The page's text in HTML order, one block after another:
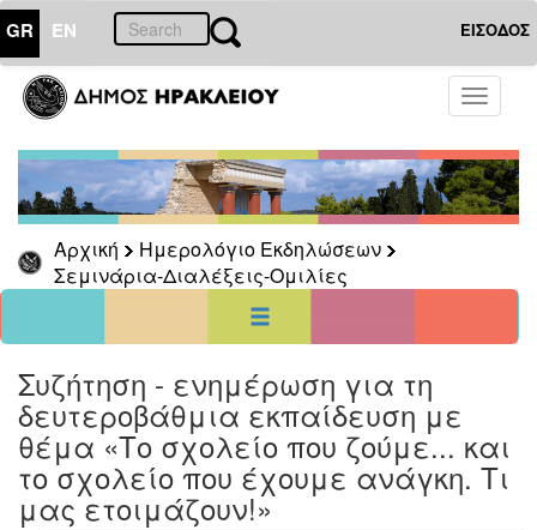
GR EN ΕΙΣΟΔΟΣ
Toggle
Αρχική
Ημερολόγιο Εκδηλώσεων
Σεμινάρια-Διαλέξεις-Ομιλίες
01Απρίλιος
2017
Δευ Τρι Τετ Πεμ Παρ Σαβ
1
9
10 11 12 13 14
15
16
17 18 19 20 21
22
29
ΗΜΕΡΟΛΟΓΙΟ
ΕΚΔΗΛΩΣΕΩΝ
Σεμινάρια-
Διαλέξεις-
Ομιλίες
Συζήτηση - ενημέρωση για τη
δευτεροβάθμια εκπαίδευση με
θέμα «Το σχολείο που ζούμε... και
το σχολείο που έχουμε ανάγκη. Τι
μας ετοιμάζουν!»